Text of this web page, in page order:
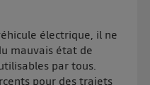
électrique, il ne
mauvais état de
par tous.
pour des trajets
foyer ayant consentis.
sera basée
l'utilisateur du mobile.
ce consentement